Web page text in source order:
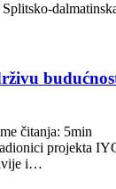
Splitsko-
čitanja: 5min
projekta
i…